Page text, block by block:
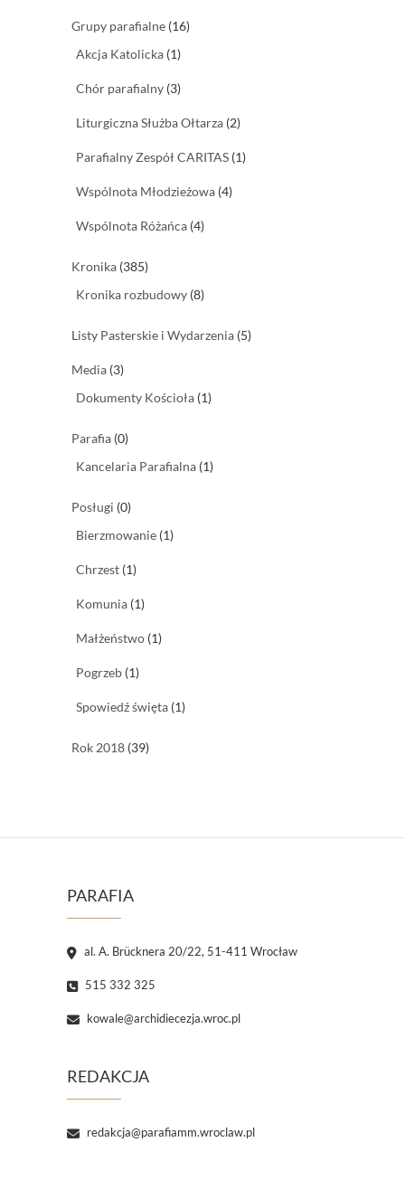
Grupy parafialne (16)
Akcja Katolicka (1)
Chór parafialny (3)
Liturgiczna Służba Ołtarza (2)
Parafialny Zespół CARITAS (1)
Wspólnota Młodzieżowa (4)
Wspólnota Różańca (4)
Kronika (385)
Kronika rozbudowy (8)
Listy Pasterskie i Wydarzenia (5)
Media (3)
Dokumenty Kościoła (1)
Parafia (0)
Kancelaria Parafialna (1)
Posługi (0)
Bierzmowanie (1)
Chrzest (1)
Komunia (1)
Małżeństwo (1)
Pogrzeb (1)
Spowiedź święta (1)
Rok 2018 (39)
PARAFIA
al. A. Brücknera 20/22, 51-411 Wrocław
515 332 325
kowale@archidiecezja.wroc.pl
REDAKCJA
redakcja@parafiamm.wroclaw.pl